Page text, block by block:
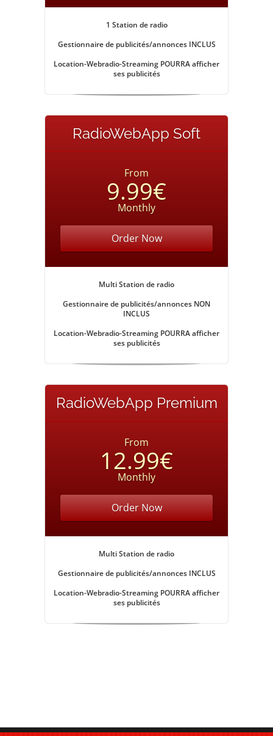
1 Station de radio
Gestionnaire de publicités/annonces INCLUS
Location-Webradio-Streaming POURRA afficher
ses publicités
RadioWebApp Soft
From
9.99€
Monthly
Order Now
Multi Station de radio
Gestionnaire de publicités/annonces NON
INCLUS
Location-Webradio-Streaming POURRA afficher
ses publicités
RadioWebApp Premium
From
12.99€
Monthly
Order Now
Multi Station de radio
Gestionnaire de publicités/annonces INCLUS
Location-Webradio-Streaming POURRA afficher
ses publicités